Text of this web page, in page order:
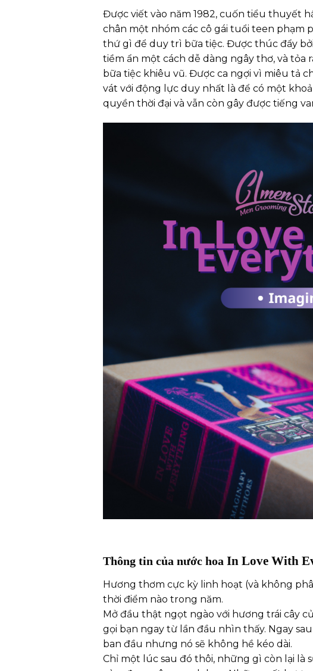
Được viết vào năm 1982, cuốn tiểu thuyết
chân một nhóm các cô gái tuổi teen phạm
thứ gì để duy trì bữa tiệc. Được thúc đẩy
tiềm ẩn một cách dễ dàng ngây thơ, và
bữa tiệc khiêu vũ. Được ca ngợi vì miêu tả
vát với động lực duy nhất là để có một
quyền thời đại và vẫn còn gây được tiếng
Thông tin của nước hoa In Love With
Hương thơm cực kỳ linh hoạt (và không
thời điểm nào trong năm.
Mở đầu thật ngọt ngào với hương trái cây
gọi bạn ngay từ lần đầu nhìn thấy. Ngay
ban đầu nhưng nó sẽ không hề kéo dài.
Chỉ một lúc sau đó thôi, những gì còn lại là